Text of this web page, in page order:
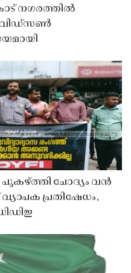
നഗരത്തിൽ
ചോദ്യം വൻ
പ്രതിഷേധം,